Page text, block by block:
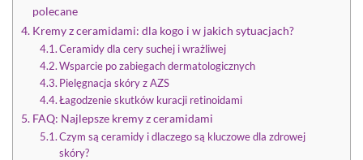
polecane
Kremy z ceramidami: dla kogo i w jakich sytuacjach?
Ceramidy dla cery suchej i wrażliwej
Wsparcie po zabiegach dermatologicznych
Pielęgnacja skóry z AZS
Łagodzenie skutków kuracji retinoidami
FAQ: Najlepsze kremy z ceramidami
Czym są ceramidy i dlaczego są kluczowe dla zdrowej
skóry?